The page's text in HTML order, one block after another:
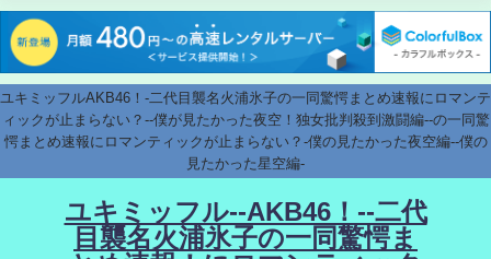
ユキミッフルAKB46！-二代目襲名火浦氷子の一同驚愕まとめ速報にロマンテ
ィックが止まらない？--僕が見たかった夜空！独女批判殺到激闘編--の一同驚
愕まとめ速報にロマンティックが止まらない？-僕の見たかった夜空編--僕の
見たかった星空編-
ユキミッフル--AKB46！--二代
目襲名火浦氷子の一同驚愕ま